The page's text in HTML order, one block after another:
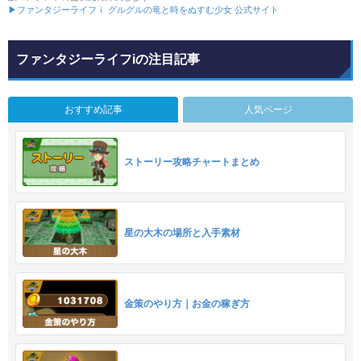
▶ファンタジーライフｉ グルグルの竜と時をぬすむ少女 公式サイト
ファンタジーライフiの注目記事
おすすめ記事 人気ページ
ストーリー攻略チャートまとめ
星の大木の場所と入手素材
金策のやり方｜お金の稼ぎ方